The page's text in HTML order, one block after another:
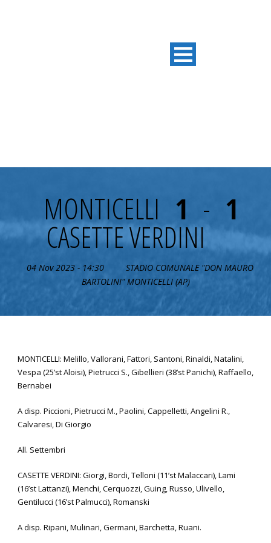
MONTICELLI 1 - 1
CASETTE VERDINI
04 Nov 2023 - 14:30
STADIO COMUNALE "DON MAURO
BARTOLINI" MONTICELLI (AP)
MONTICELLI: Melillo, Vallorani, Fattori, Santoni, Rinaldi, Natalini,
Vespa (25’st Aloisi), Pietrucci S., Gibellieri (38’st Panichi), Raffaello,
Bernabei
A disp. Piccioni, Pietrucci M., Paolini, Cappelletti, Angelini R.,
Calvaresi, Di Giorgio
All. Settembri
CASETTE VERDINI: Giorgi, Bordi, Telloni (11’st Malaccari), Lami
(16’st Lattanzi), Menchi, Cerquozzi, Guing, Russo, Ulivello,
Gentilucci (16’st Palmucci), Romanski
A disp. Ripani, Mulinari, Germani, Barchetta, Ruani.